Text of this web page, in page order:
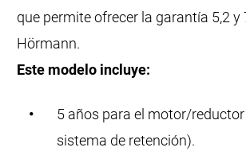
que permite ofrecer la garantía 5,2 y
Hörmann.
Este modelo incluye:
5 años para el motor/
sistema de retención).